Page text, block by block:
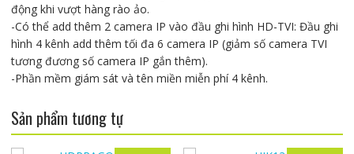
động khi vượt hàng rào ảo.
-Có thể add thêm 2 camera IP vào đầu ghi hình HD-TVI: Đầu ghi
hình 4 kênh add thêm tối đa 6 camera IP (giảm số camera TVI
tương đương số camera IP gắn thêm).
-Phần mềm giám sát và tên miền miễn phí 4 kênh.
Sản phẩm tương tự